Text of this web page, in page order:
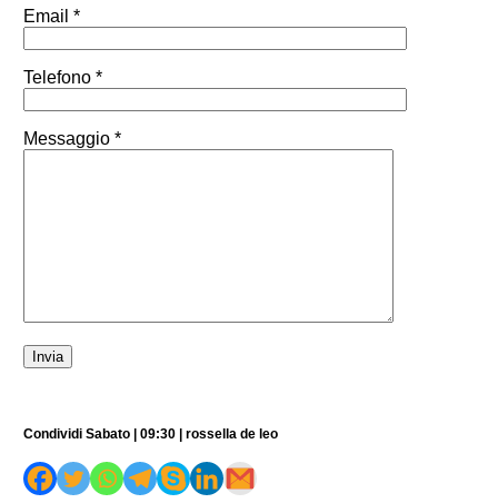
Email *
Telefono *
Messaggio *
Condividi Sabato | 09:30 | rossella de leo